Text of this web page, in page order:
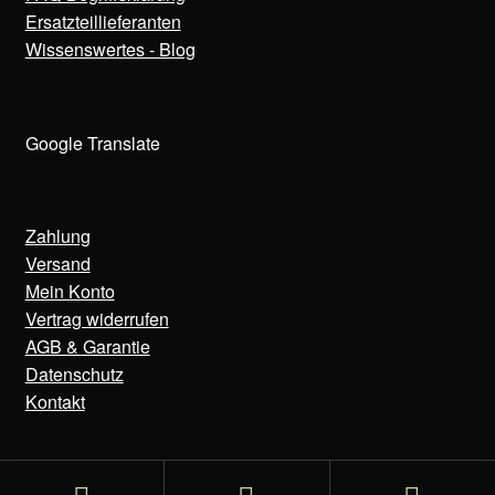
Ersatzteillieferanten
Wissenswertes - Blog
Google Translate
Zahlung
Versand
Mein Konto
Vertrag widerrufen
AGB & Garantie
Datenschutz
Kontakt